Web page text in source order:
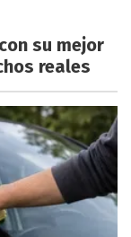
su mejor
reales